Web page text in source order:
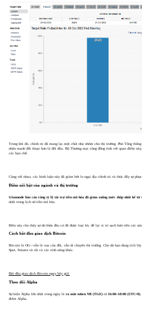
Trong khi đó, chính trị đã mang lại một chút nhẹ nhõm cho thị trường. Phó Tổng thống
nhấn mạnh đối thoại hơn là đối đầu. Bộ Thương mại cũng đồng tình với quan điểm
các hạn chế.
Cùng với nhau, các bình luận này đã giảm bớt lo ngại địa chính trị và thúc đẩy sự
Điểm nổi bật của ngành và thị trường
Glassnode báo cáo rằng tỷ lệ tài trợ tiền mã hóa đã giảm xuống mức thấp nhất kể từ
nhất trong lịch sử tiền mã hóa.
Điều này cho thấy sự dư thừa đầu cơ đã được loại bỏ, để lại vị trí sạch hơn trên các sản
Cách bắt đầu giao dịch Bitcoin
Bitcoin là OG—vẫn là vua của đồi, vẫn di chuyển thị trường. Cho dù bạn đang tích
Spot, Futures và tất cả các tính năng khác.
Bắt đầu giao dịch Bitcoin ngay bây giờ.
Theo dõi Alpha
Sự kiện Alpha lớn nhất trong ngày là ra mắt token YB (TGE)từ16:00–18:00 (UTC+8).
điểm Alpha.